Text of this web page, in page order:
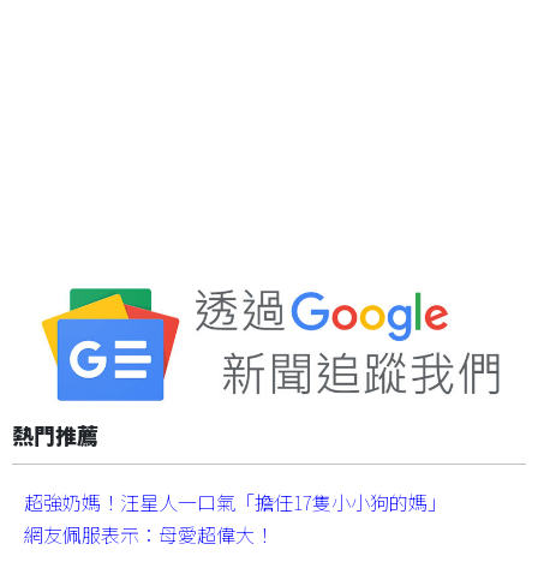
熱門推薦
超強奶媽！汪星人一口氣「擔任17隻小小狗的媽」
網友佩服表示：母愛超偉大！